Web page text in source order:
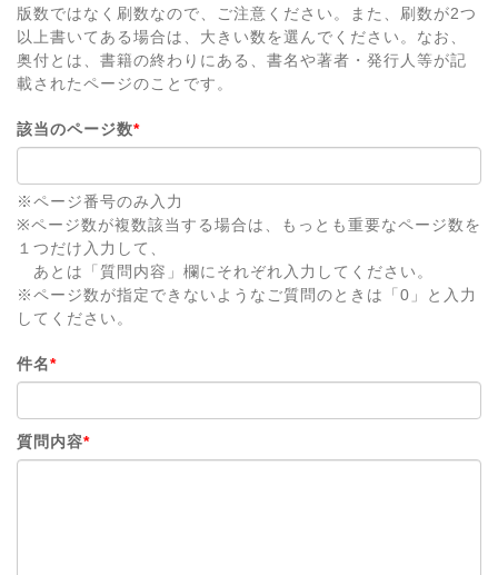
版数ではなく刷数なので、ご注意ください。また、刷数が2つ
以上書いてある場合は、大きい数を選んでください。なお、
奥付とは、書籍の終わりにある、書名や著者・発行人等が記
載されたページのことです。
該当のページ数*
※ページ番号のみ入力
※ページ数が複数該当する場合は、もっとも重要なページ数を
１つだけ入力して、
あとは「質問内容」欄にそれぞれ入力してください。
※ページ数が指定できないようなご質問のときは「0」と入力
してください。
件名*
質問内容*